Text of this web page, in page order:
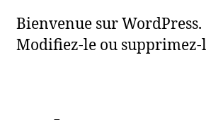
Bienvenue sur
Modifiez-le ou supprimez-